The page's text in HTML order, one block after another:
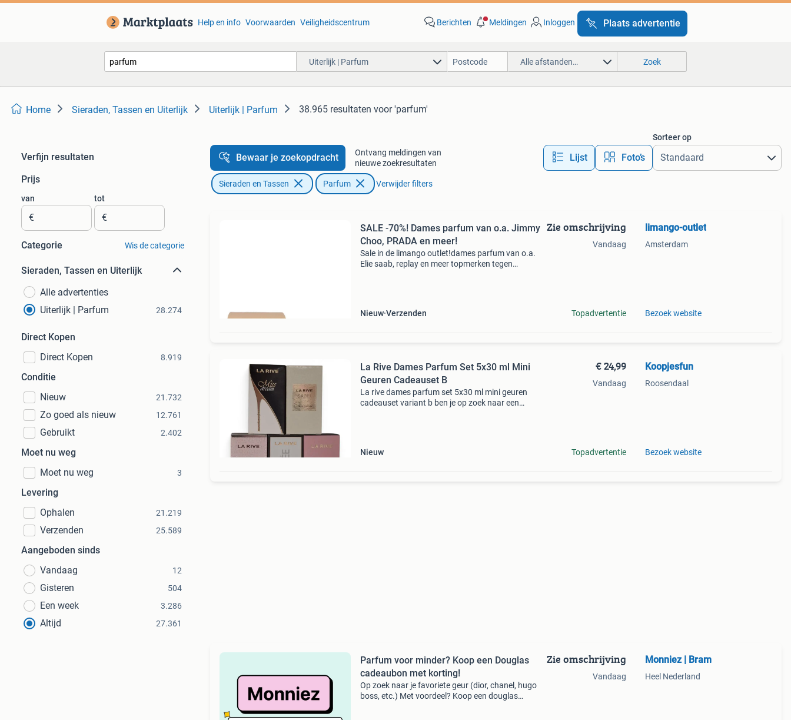
Help en info Voorwaarden Veiligheidscentrum Berichten Meldingen Inloggen Plaats advertentie
Uiterlijk | Parfum Alle afstanden… Zoek
Home Sieraden, Tassen en Uiterlijk Uiterlijk | Parfum 38.965 resultaten voor 'parfum'
Verfijn resultaten
Prijs
van
€
tot
€
Categorie Wis de categorie
Sieraden, Tassen en Uiterlijk
Alle advertenties
Uiterlijk | Parfum
28.274
Direct Kopen
Direct Kopen
8.919
Conditie
Nieuw
21.732
Zo goed als nieuw 12.761
Gebruikt 2.402
Moet nu weg
Moet nu weg
3
Levering
Ophalen
21.219
Verzenden 25.589
Aangeboden sinds
Vandaag
12
Gisteren 504
Een week 3.286
Altijd 27.361
Bewaar je zoekopdracht
Ontvang meldingen van
nieuwe zoekresultaten
Lijst Foto’s
Sorteer op
Sieraden en Tassen Parfum Verwijder filters
SALE -70%! Dames parfum van o.a. Jimmy
Choo, PRADA en meer!
Sale in de limango outlet!dames parfum van o.a.
Elie saab, replay en meer topmerken tegen
Nieuw Verzenden
Zie omschrijving
Vandaag
Topadvertentie
limango-outlet
Amsterdam
Bezoek website
La Rive Dames Parfum Set 5x30 ml Mini
Geuren Cadeauset B
La rive dames parfum set 5x30 ml mini geuren
cadeauset variant b ben je op zoek naar een
Nieuw
€ 24,99
Vandaag
Topadvertentie
Koopjesfun
Roosendaal
Bezoek website
Parfum voor minder? Koop een Douglas
cadeaubon met korting!
Op zoek naar je favoriete geur (dior, chanel, hugo
boss, etc.) Met voordeel? Koop een douglas
Zie omschrijving
Vandaag
Monniez | Bram
Heel Nederland